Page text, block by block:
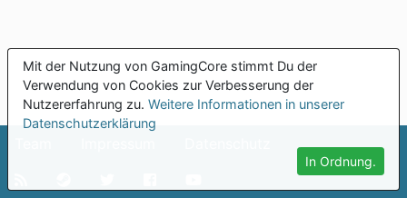
Mit der Nutzung von GamingCore stimmt Du der
Verwendung von Cookies zur Verbesserung der
Nutzererfahrung zu. Weitere Informationen in unserer
Datenschutzerklärung
In Ordnung.